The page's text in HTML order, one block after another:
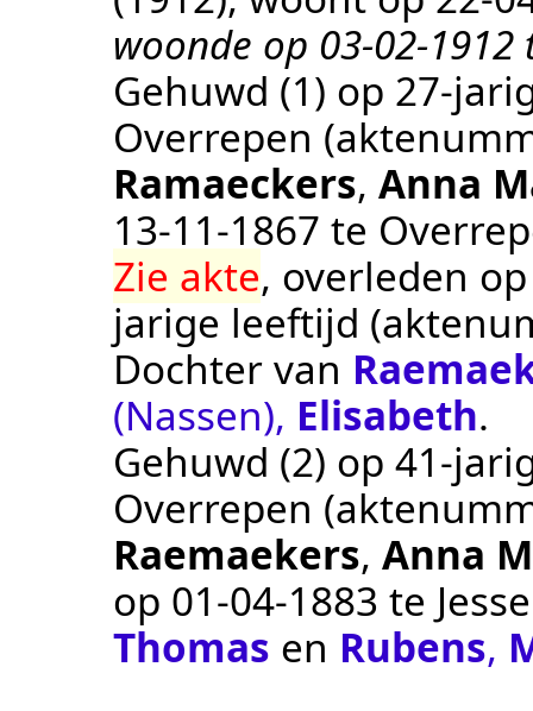
woonde op 03-02-1912
Gehuwd (1) op 27-
Overrepen
Ramaeckers,Anna
13‑11‑1867 te
Zie akte, overleden
jarige leeftijd
Dochter van
(Nassen), Elisabeth.
Gehuwd (2) op 41-
Overrepen
Raemaekers,Anna
op 01‑04‑1883 te
Thomas en Rubens,